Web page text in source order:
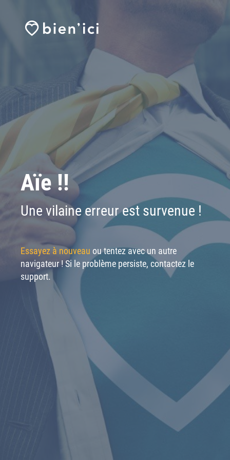
Aïe !!
Une vilaine erreur est survenue !
Essayez à nouveau ou tentez avec un autre
navigateur ! Si le problème persiste, contactez le
support.